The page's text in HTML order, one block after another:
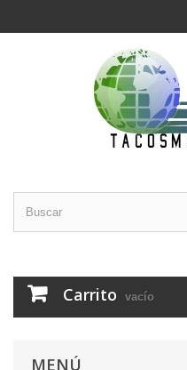
Carrito vacío
MENÚ